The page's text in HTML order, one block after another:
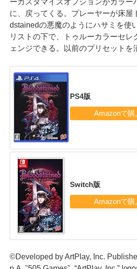
に、戻ってくる。プレーヤーが床屋
dstainedの悪魔のようにハサミを使
リストの下で、トゥルーカラーセレ
ェンジできる。以前のプリセットを
PS4版
Switch版
©Developed by ArtPlay, Inc.